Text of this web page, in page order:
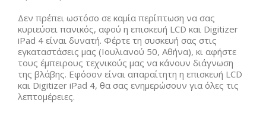
Δεν πρέπει ωστόσο σε καμία περίπτωση να σας
κυριεύσει πανικός, αφού η επισκευή LCD και Digitizer
iPad 4 είναι δυνατή. Φέρτε τη συσκευή σας στις
εγκαταστάσεις μας (Ιουλιανού 50, Αθήνα), κι αφήστε
τους έμπειρους τεχνικούς μας να κάνουν διάγνωση
της βλάβης. Εφόσον είναι απαραίτητη η επισκευή LCD
και Digitizer iPad 4, θα σας ενημερώσουν για όλες τις
λεπτομέρειες.